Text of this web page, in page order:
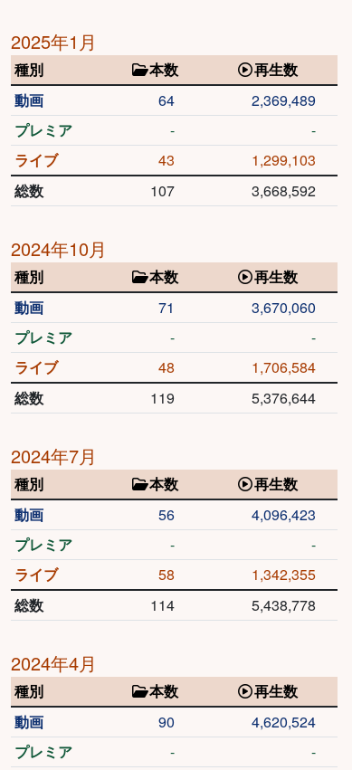
2025年1月
種別 本数
再生数
動画
64
2,369,489
プレミア
-
-
ライブ
43
1,299,103
総数
107 3,668,592
2024年10月
種別 本数
再生数
動画
71
3,670,060
プレミア
-
-
ライブ
48
1,706,584
総数
119 5,376,644
2024年7月
種別 本数
再生数
動画
56
4,096,423
プレミア
-
-
ライブ
58
1,342,355
総数
114 5,438,778
2024年4月
種別 本数
再生数
動画
90
4,620,524
プレミア
-
-